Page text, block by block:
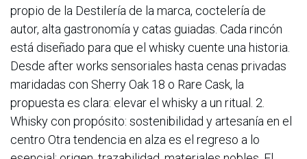
propio de la Destilería de la marca, coctelería de
autor, alta gastronomía y catas guiadas. Cada rincón
está diseñado para que el whisky cuente una historia.
Desde after works sensoriales hasta cenas privadas
maridadas con Sherry Oak 18 o Rare Cask, la
propuesta es clara: elevar el whisky a un ritual. 2.
Whisky con propósito: sostenibilidad y artesanía en el
centro Otra tendencia en alza es el regreso a lo